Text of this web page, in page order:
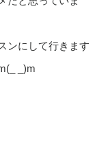
ンにして行きます
_)m